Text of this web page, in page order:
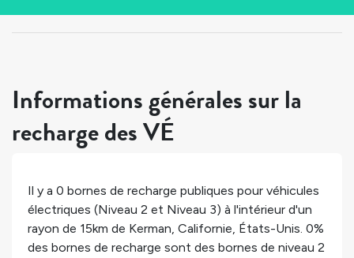
Informations générales sur la
recharge des VÉ
Il y a 0 bornes de recharge publiques pour véhicules
électriques (Niveau 2 et Niveau 3) à l'intérieur d'un
rayon de 15km de Kerman, Californie, États-Unis. 0%
des bornes de recharge sont des bornes de niveau 2